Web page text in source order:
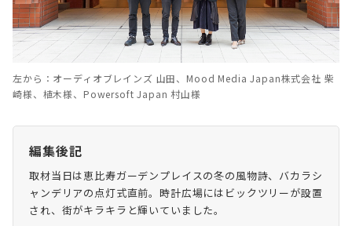
左から：オーディオブレインズ 山田、Mood Media Japan株式会社 柴
崎様、植木様、Powersoft Japan 村山様
編集後記
取材当日は恵比寿ガーデンプレイスの冬の風物詩、バカラシ
ャンデリアの点灯式直前。時計広場にはビックツリーが設置
され、街がキラキラと輝いていました。